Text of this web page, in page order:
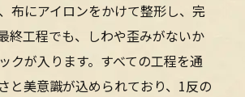
布にアイロンをかけて整形し、完
終工程でも、しわや歪みがないか
クが入ります。すべての工程を通
と美意識が込められており、1反の